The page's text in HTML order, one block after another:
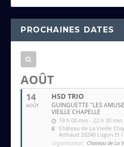
s
s
e
m
i
PROCHAINES DATES
AOÛT
14
AOÛT
HSD TRIO
GUINGUETTE "LES
VIEILLE CHAPELLE
19 h 00 min - 22 h 30 min
Château de La Vieille
Arthaud 33240 Lugon Et
Organisateur: Chateau de La